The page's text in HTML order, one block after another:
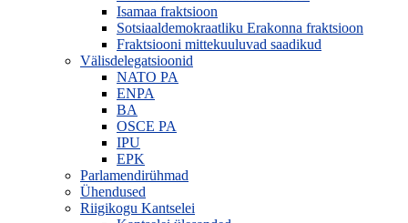
Isamaa fraktsioon
Sotsiaaldemokraatliku Erakonna fraktsioon
Fraktsiooni mittekuuluvad saadikud
Välisdelegatsioonid
NATO PA
ENPA
BA
OSCE PA
IPU
EPK
Parlamendirühmad
Ühendused
Riigikogu Kantselei